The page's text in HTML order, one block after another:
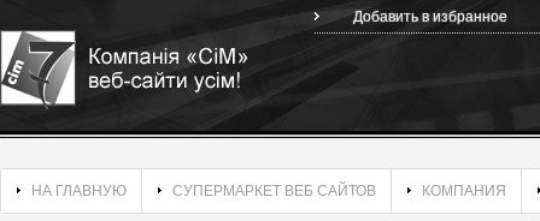
Добавить в избранное
НА ГЛАВНУЮ СУПЕРМАРКЕТ ВЕБ САЙТОВ КОМПАНИЯ